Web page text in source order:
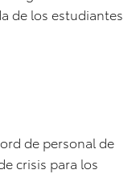
de los estudiantes
de personal de
crisis para los